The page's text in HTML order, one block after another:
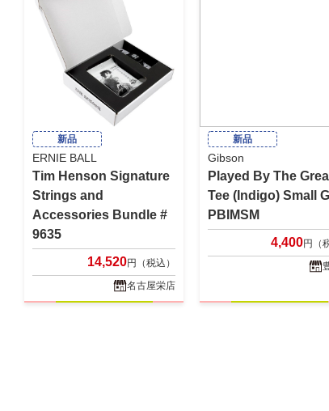
新品
ERNIE BALL
Tim Henson Signature
Strings and
Accessories Bundle #
9635
14,520円（税込）
名古屋栄店
新品
Gibson
Played By The
Tee (Indigo) Small
PBIMSM
4,400円（